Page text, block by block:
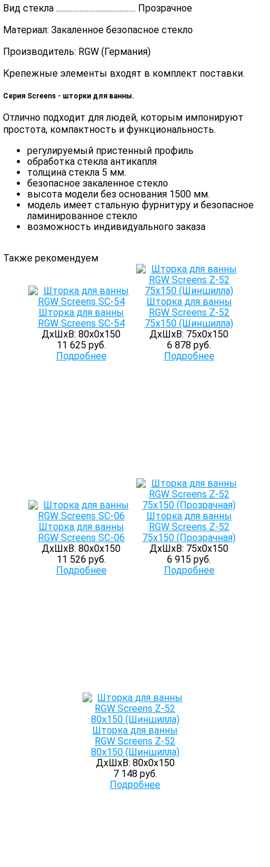
Вид стекла ............................................ Прозрачное
Материал: Закаленное безопасное стекло
Производитель: RGW (Германия)
Крепежные элементы входят в комплект поставки.
Серия Screens - шторки для ванны.
Отлично подходит для людей, которым импонируют
простота, компактность и функциональность.
регулируемый пристенный профиль
обработка стекла антикапля
толщина стекла 5 мм.
безопасное закаленное стекло
высота модели без основания 1500 мм.
модель имеет стальную фурнитуру и безопасное
ламинированное стекло
возможность индивидуального заказа
Также рекомендуем
Шторка для ванны
RGW Screens SC-54
ДхШхВ: 80х0х150
11 625 руб.
Подробнее
Шторка для ванны
RGW Screens Z-52
75x150 (Шиншилла)
ДхШхВ: 75х0х150
6 878 руб.
Подробнее
Шторка для ванны
RGW Screens SC-06
ДхШхВ: 80х0х150
11 526 руб.
Подробнее
Шторка для ванны
RGW Screens Z-52
75x150 (Прозрачная)
ДхШхВ: 75х0х150
6 915 руб.
Подробнее
Шторка для ванны
RGW Screens Z-52
80x150 (Шиншилла)
ДхШхВ: 80х0х150
7 148 руб.
Подробнее